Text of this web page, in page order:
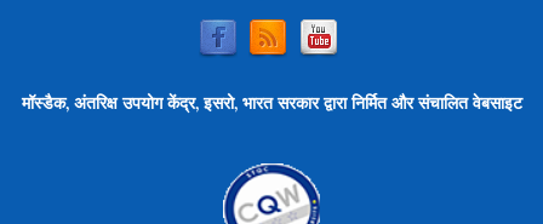
मॉस्डैक, अंतरिक्ष उपयोग केंद्र, इसरो, भारत सरकार द्वारा निर्मित और संचालित वेबसाइट